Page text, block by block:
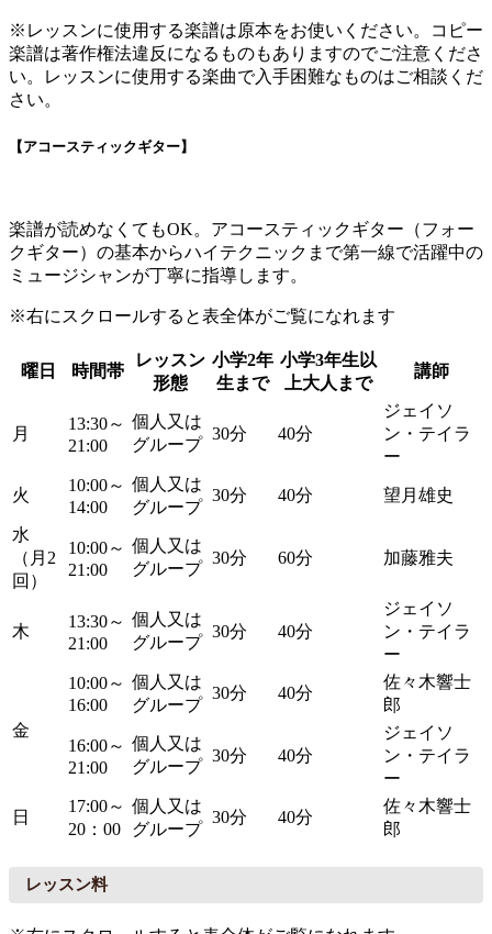
※レッスンに使用する楽譜は原本をお使いください。コピー
楽譜は著作権法違反になるものもありますのでご注意くださ
い。レッスンに使用する楽曲で入手困難なものはご相談くだ
さい。
【アコースティックギター】
楽譜が読めなくてもOK。アコースティックギター（フォー
クギター）の基本からハイテクニックまで第一線で活躍中の
ミュージシャンが丁寧に指導します。
※右にスクロールすると表全体がご覧になれます
曜日 時間帯
レッスン
形態
小学2年
生まで
小学3年生以
上大人まで
講師
月
13:30～
21:00
個人又は
グループ
30分 40分
ジェイソ
ン・テイラ
ー
火
10:00～
14:00
個人又は
グループ
30分 40分 望月雄史
水
（月2
回）
10:00～
21:00
個人又は
グループ
30分 60分 加藤雅夫
木
13:30～
21:00
個人又は
グループ
30分 40分
ジェイソ
ン・テイラ
ー
金
10:00～
16:00
個人又は
グループ
30分 40分
佐々木響士
郎
16:00～
21:00
個人又は
グループ
30分 40分
ジェイソ
ン・テイラ
ー
日
17:00～
20：00
個人又は
グループ
30分 40分
佐々木響士
郎
レッスン料